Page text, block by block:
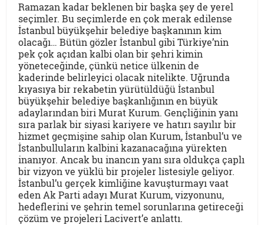
Ramazan kadar beklenen bir başka şey de yerel
seçimler. Bu seçimlerde en çok merak edilense
İstanbul büyükşehir belediye başkanının kim
olacağı… Bütün gözler İstanbul gibi Türkiye’nin
pek çok açıdan kalbi olan bir şehri kimin
yöneteceğinde, çünkü netice ülkenin de
kaderinde belirleyici olacak nitelikte. Uğrunda
kıyasıya bir rekabetin yürütüldüğü İstanbul
büyükşehir belediye başkanlığının en büyük
adaylarından biri Murat Kurum. Gençliğinin yanı
sıra parlak bir siyasi kariyere ve hatırı sayılır bir
hizmet geçmişine sahip olan Kurum, İstanbul’u ve
İstanbulluların kalbini kazanacağına yürekten
inanıyor. Ancak bu inancın yanı sıra oldukça çaplı
bir vizyon ve yüklü bir projeler listesiyle geliyor.
İstanbul’u gerçek kimliğine kavuşturmayı vaat
eden Ak Parti adayı Murat Kurum, vizyonunu,
hedeflerini ve şehrin temel sorunlarına getireceği
çözüm ve projeleri Lacivert’e anlattı.